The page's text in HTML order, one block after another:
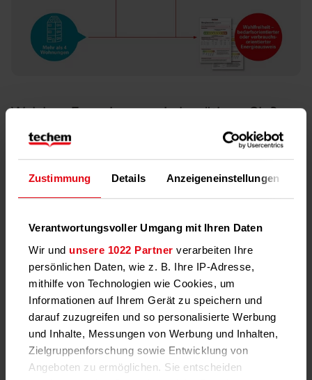
Zustimmung Details Anzeigeneinstellungen
Verantwortungsvoller Umgang mit Ihren Daten
Wir und unsere 1022 Partner verarbeiten Ihre
persönlichen Daten, wie z. B. Ihre IP-Adresse,
mithilfe von Technologien wie Cookies, um
Informationen auf Ihrem Gerät zu speichern und
darauf zuzugreifen und so personalisierte Werbung
und Inhalte, Messungen von Werbung und Inhalten,
Zielgruppenforschung sowie Entwicklung von
Angeboten zu ermöglichen. Sie entscheiden
Mit Techem erstellen Sie den verbrauchsorientierten
Energieausweis im Handumdrehen online. Sie können
den verbrauchsorientierten Energieausweis für Ihre
Immobilie wählen, wenn
diese fünf oder mehr Wohnungen hat oder
Wärmeschutzverordnung vom 11. August 1977 saniert
oder modernisiert wurde.
Erstellen Sie Ihren
verbrauchsorientierten Energieausweis für
Wohngebäude jetzt direkt online im Portal
mein.techemoder schreiben Sie uns - wir rufen Sie
kurzfristig zurück.